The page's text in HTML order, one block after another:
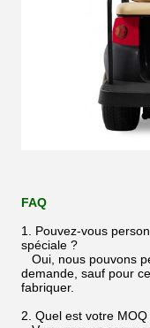
FAQ
1. Pouvez-vous
spéciale ?
Oui, nous pouvons
demande, sauf pour
fabriquer.
2. Quel est votre MOQ